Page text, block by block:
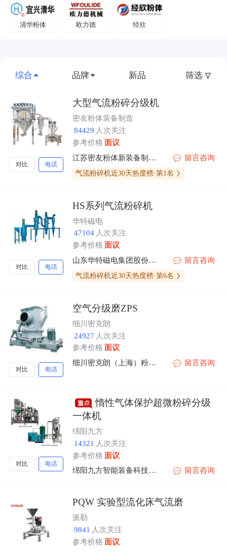
清华粉体 欧力德 经欣
综合 品牌 新品 筛选
对比 电话
大型气流粉碎分级机
密友粉体装备制造
84429 人次关注
参考价格 面议
江苏密友粉体新装备制造有限公司
留言咨询
气流粉碎机近30天热度榜·第1名
对比 电话
HS系列气流粉碎机
华特磁电
47104 人次关注
参考价格 面议
山东华特磁电集团股份有限公司
留言咨询
气流粉碎机近30天热度榜·第6名
对比 电话
空气分级磨ZPS
细川密克朗
24927 人次关注
参考价格 面议
细川密克朗（上海）粉体机械有限公司
留言咨询
对比 电话
惰性气体保护超微粉碎分级
一体机
绵阳九方
14321 人次关注
参考价格 面议
绵阳九方智能装备科技有限公司
留言咨询
PQW 实验型流化床气流磨
派勒
9841 人次关注
参考价格 面议